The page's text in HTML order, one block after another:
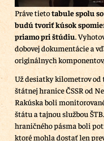
Práve tietotabule spolu
budú tvoriť kúsok
priamo pri štúdiu.
dobovej dokumentácie a
originálnych
Už desiatky kilometrov od
štátnej hranice ČSSR od
Rakúska boli
štátu a tajnou službou
hraničného pásma boli
ktoré mohla dostať len